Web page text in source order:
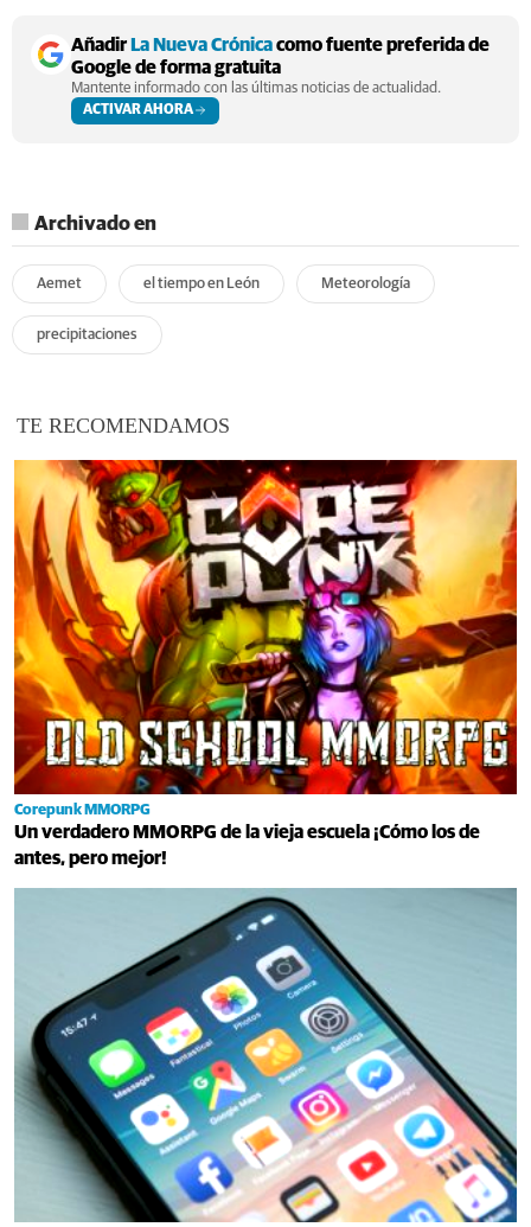
AñadirLa Nueva Crónicacomo fuente preferida de
Google de forma gratuita
Mantente informado con las últimas noticias de actualidad.
ACTIVAR AHORA
Archivado en
Aemet el tiempo en León Meteorología
precipitaciones
TE RECOMENDAMOS
Corepunk MMORPG
Un verdadero MMORPG de la vieja escuela ¡Cómo los de
antes, pero mejor!